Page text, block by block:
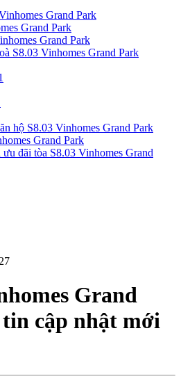
Grand Park
Grand Park
Grand Park
S8.03 Vinhomes Grand Park
hộ S8.03 Vinhomes Grand Park
Grand Park
đãi tòa S8.03 Vinhomes Grand
Grand
cập nhật mới